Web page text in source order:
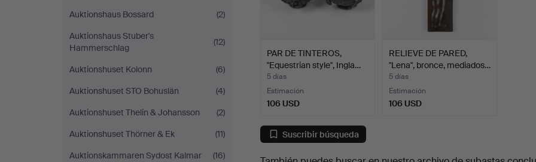
Auktionshaus Bossard
(2)
Auktionshaus Stuber's
Hammerschlag
(12)
Auktionshuset Kolonn
(6)
Auktionshuset STO Bohuslän
(4)
Auktionshuset Thelin & Johansson
(2)
Auktionshuset Thörner & Ek
(11)
Auktionskammaren Sydost Kalmar
(16)
PAR DE TINTEROS,
"Equestrian style", Ingla…
5 días
Estimación
106 USD
RELIEVE DE PARED,
"Lena", bronce, mediados…
5 días
Estimación
106 USD
Suscribir búsqueda